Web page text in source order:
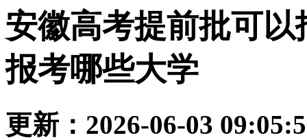
安徽高考提前批可以
报考哪些大学
更新：2026-06-03